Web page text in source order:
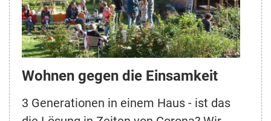
Wohnen gegen die Einsamkeit
3 Generationen in einem Haus - ist das